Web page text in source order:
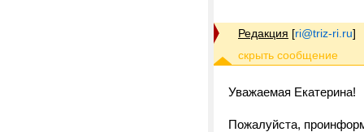
Редакция [ri@triz-ri.ru]
Уважаемая Екатерина!
Пожалуйста,